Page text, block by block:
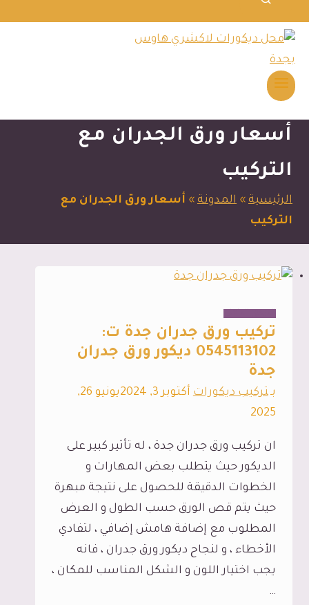
أسعار ورق الجدران مع
التركيب
الرئيسية » المدونة » أسعار ورق الجدران مع
التركيب
تركيب ورق جدران جدة ت:
0545113102 ديكور ورق جدران
جدة
بـتركيب ديكورات أكتوبر 3, 2024
يونيو 26,
2025
ان تركيب ورق جدران جدة ، له تأثير كبير على
الديكور حيث يتطلب بعض المهارات و
الخطوات الدقيقة للحصول على نتيجة مبهرة
حيث يتم قص الورق حسب الطول و العرض
المطلوب مع إضافة هامش إضافي ، لتفادي
الأخطاء ، و لنجاح ديكور ورق جدران ، فانه
يجب اختيار اللون و الشكل المناسب للمكان ،
…